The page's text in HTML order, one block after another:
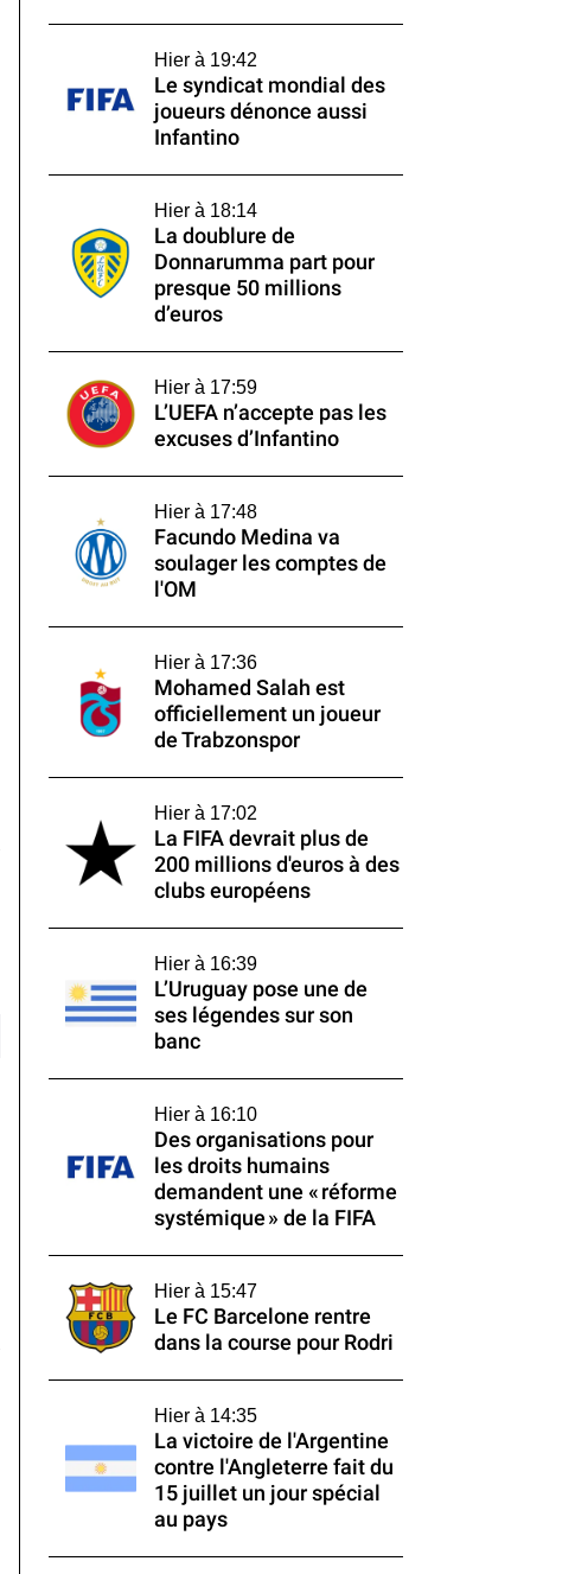
Hier à 19:42
Le syndicat mondial des
joueurs dénonce aussi
Infantino
Hier à 18:14
La doublure de
Donnarumma part pour
presque 50 millions
d’euros
Hier à 17:59
L’UEFA n’accepte pas les
excuses d’Infantino
Hier à 17:48
Facundo Medina va
soulager les comptes de
l'OM
Hier à 17:36
Mohamed Salah est
officiellement un joueur
de Trabzonspor
Hier à 17:02
La FIFA devrait plus de
200 millions d'euros à des
clubs européens
Hier à 16:39
L’Uruguay pose une de
ses légendes sur son
banc
Hier à 16:10
Des organisations pour
les droits humains
demandent une « réforme
systémique » de la FIFA
Hier à 15:47
Le FC Barcelone rentre
dans la course pour Rodri
Hier à 14:35
La victoire de l'Argentine
contre l'Angleterre fait du
15 juillet un jour spécial
au pays